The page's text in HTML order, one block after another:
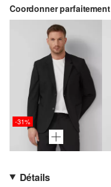
Coordonner parfaitement
-31%
Détails